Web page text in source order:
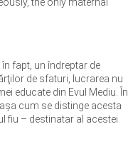
the only maternal
în fapt, un îndreptar de
de sfaturi, lucrarea nu
educate din Evul Mediu. În
cum se distinge acesta
fiu – destinatar al acestei